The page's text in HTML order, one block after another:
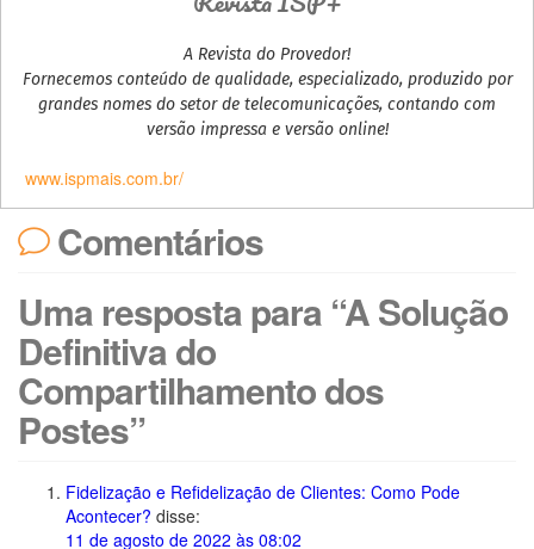
A Revista do Provedor!
Fornecemos conteúdo de qualidade, especializado, produzido por
grandes nomes do setor de telecomunicações, contando com
versão impressa e versão online!
www.ispmais.com.br/
Comentários
Uma resposta para “A Solução
Definitiva do
Compartilhamento dos
Postes”
Fidelização e Refidelização de Clientes: Como Pode
Acontecer? disse:
11 de agosto de 2022 às 08:02